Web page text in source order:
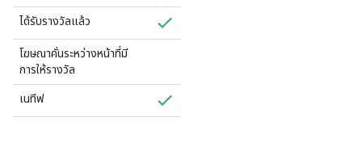
ได้รับรางวัลแล้ว
โฆษณาคั่นระหว่างหน้าที่มี
การให้รางวัล
เนทีฟ